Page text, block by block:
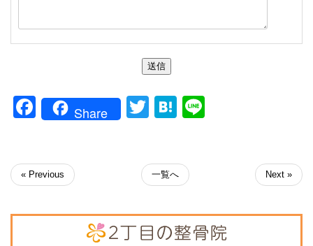
human,
field
送信
Facebook
Share TwitterHatena
« Previous 一覧へ Next »